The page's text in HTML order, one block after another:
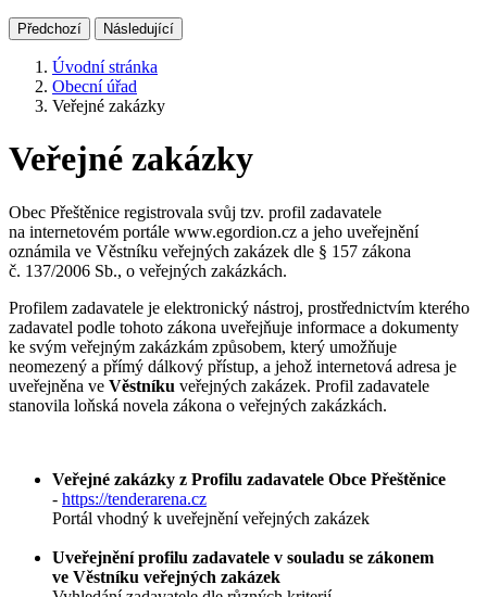
Předchozí Následující
Úvodní stránka
Obecní úřad
Veřejné zakázky
Veřejné zakázky
Obec Přeštěnice registrovala svůj tzv. profil zadavatele
na internetovém portále www.egordion.cz a jeho uveřejnění
oznámila ve Věstníku veřejných zakázek dle § 157 zákona
č. 137/2006 Sb., o veřejných zakázkách.
Profilem zadavatele je elektronický nástroj, prostřednictvím kterého
zadavatel podle tohoto zákona uveřejňuje informace a dokumenty
ke svým veřejným zakázkám způsobem, který umožňuje
neomezený a přímý dálkový přístup, a jehož internetová adresa je
uveřejněna ve Věstníku veřejných zakázek. Profil zadavatele
stanovila loňská novela zákona o veřejných zakázkách.
Veřejné zakázky z Profilu zadavatele Obce Přeštěnice
- https://tenderarena.cz
Portál vhodný k uveřejnění veřejných zakázek
Uveřejnění profilu zadavatele v souladu se zákonem
ve Věstníku veřejných zakázek